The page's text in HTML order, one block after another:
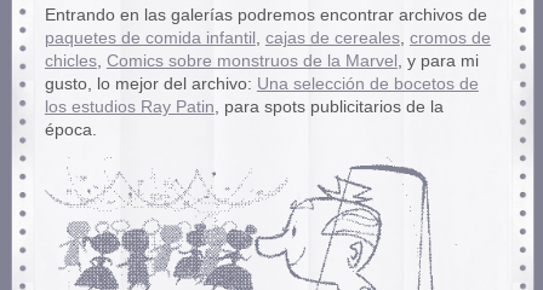
Entrando en las galerías podremos encontrar archivos de
paquetes de comida infantil
cajas de cereales, cromos de
chicles, Comics sobre monstruos de la Marvel
, y para mi
gusto, lo mejor del archivo: Una selección de bocetos de
los estudios Ray Patin , para spots publicitarios de la
época.